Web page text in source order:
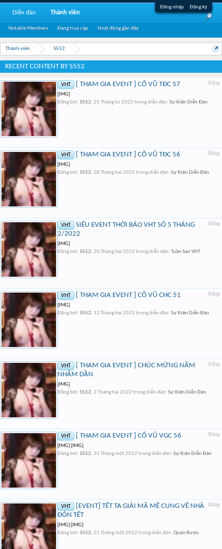
Đăng nhập Đăng ký
Thành viên S552
RECENT CONTENT BY S552
Đăng
VHT [ THAM GIA EVENT ] CỔ VŨ TĐC 57
[IMG]
Đăng bởi: S552, 25 Tháng tư 2022 trong diễn đàn: Sự Kiện Diễn Đàn
Đăng
VHT [ THAM GIA EVENT ] CỔ VŨ TĐC 56
[IMG]
Đăng bởi: S552, 28 Tháng hai 2022 trong diễn đàn: Sự Kiện Diễn Đàn
Đăng
VHT
SIÊU EVENT THỜI BÁO VHT SỐ 5 THÁNG
2/2022
[IMG]
Đăng bởi: S552, 20 Tháng hai 2022 trong diễn đàn: Tuần San VHT
Đăng
VHT [ THAM GIA EVENT ] CỔ VŨ CHC 51
[IMG]
Đăng bởi: S552, 12 Tháng hai 2022 trong diễn đàn: Sự Kiện Diễn Đàn
Đăng
VHT
[ THAM GIA EVENT ] CHÚC MỪNG NĂM
NHÂM DẦN
[IMG]
Đăng bởi: S552, 2 Tháng hai 2022 trong diễn đàn: Sự Kiện Diễn Đàn
Đăng
VHT [ THAM GIA EVENT ] CỔ VŨ VGC 56
[IMG] [IMG]
Đăng bởi: S552, 31 Tháng một 2022 trong diễn đàn: Sự Kiện Diễn Đàn
Đăng
VHT
[EVENT] TẾT TA GIẢI MÃ MÊ CUNG VỀ NHÀ
ĐÓN TẾT
[IMG] [IMG]
Đăng bởi: S552, 31 Tháng một 2022 trong diễn đàn: Quán Rượu
Diễn đàn Thành viên
Notable Members Đang truy cập Hoạt động gần đây